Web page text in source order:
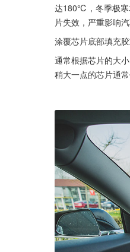
达180℃，冬季极寒
片失效，严重影响
涂覆芯片底部填充
通常根据芯片的大
稍大一点的芯片通